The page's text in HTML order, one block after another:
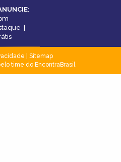
:
|
Sitemap
time do EncontraBrasil